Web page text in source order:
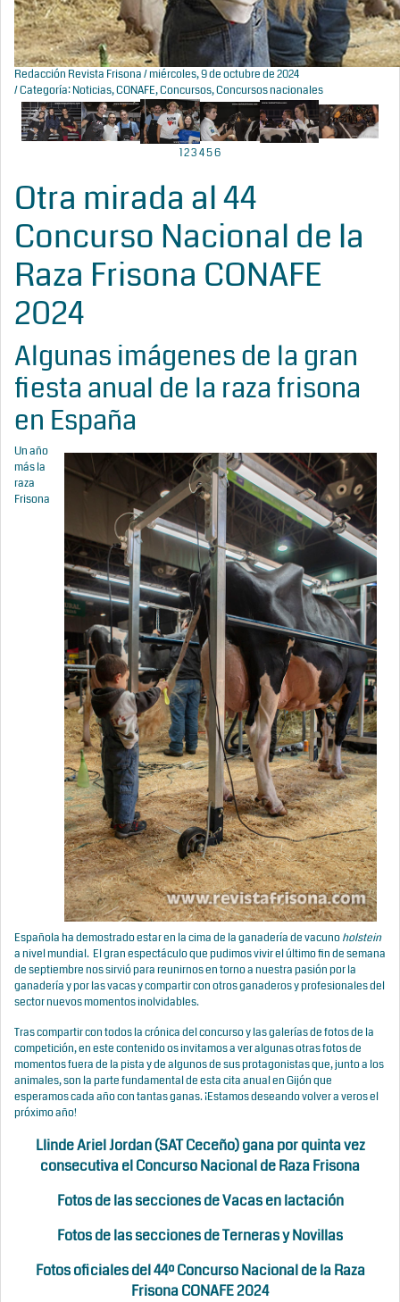
Redacción Revista Frisona/ miércoles, 9 de octubre de 2024
/ Categoría:Noticias,CONAFE,Concursos,Concursos nacionales
123456
Otra mirada al 44
Concurso Nacional de la
Raza Frisona CONAFE
2024
Algunas imágenes de la gran
fiesta anual de la raza frisona
en España
Un año
más la
raza
Frisona
Española ha demostrado estar en la cima de la ganadería de vacunoholstein
a nivel mundial. El gran espectáculo que pudimos vivir el último fin de semana
de septiembre nos sirvió para reunirnos en torno a nuestra pasión por la
ganadería y por las vacas y compartir con otros ganaderos y profesionales del
sector nuevos momentos inolvidables.
Tras compartir con todos la crónica del concurso y las galerías de fotos de la
competición, en este contenido os invitamos a ver algunas otras fotos de
momentos fuera de la pista y de algunos de sus protagonistas que, junto a los
animales, son la parte fundamental de esta cita anual en Gijón que
esperamos cada año con tantas ganas. ¡Estamos deseando volver a veros el
próximo año!
Llinde Ariel Jordan (SAT Ceceño) gana por quinta vez
consecutiva el Concurso Nacional de Raza Frisona
Fotos de las secciones de Vacas en lactación
Fotos de las secciones de Terneras y Novillas
Fotos oficiales del 44º Concurso Nacional de la Raza
Frisona CONAFE 2024